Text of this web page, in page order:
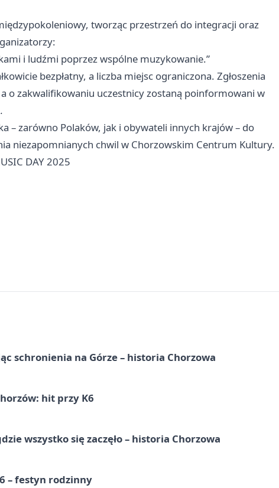
tworząc przestrzeń do integracji oraz
i ludźmi poprzez wspólne muzykowanie.”
bezpłatny, a liczba miejsc ograniczona. Zgłoszenia
o zakwalifikowaniu uczestnicy zostaną poinformowani w
– zarówno Polaków, jak i obywateli innych krajów – do
niezapomnianych chwil w Chorzowskim Centrum Kultury.
DAY 2025
schronienia na Górze – historia Chorzowa
hit przy K6
wszystko się zaczęło – historia Chorzowa
– festyn rodzinny